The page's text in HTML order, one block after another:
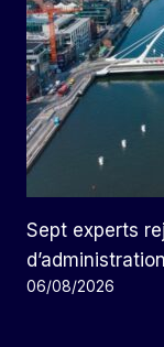
Sept experts
06/08/2026